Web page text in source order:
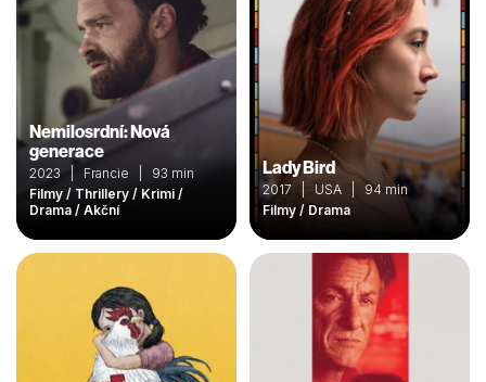
Nemilosrdní: Nová
generace
2023 | Francie | 93 min
Filmy / Thrillery / Krimi /
Drama / Akční
Lady Bird
2017 | USA | 94 min
Filmy / Drama